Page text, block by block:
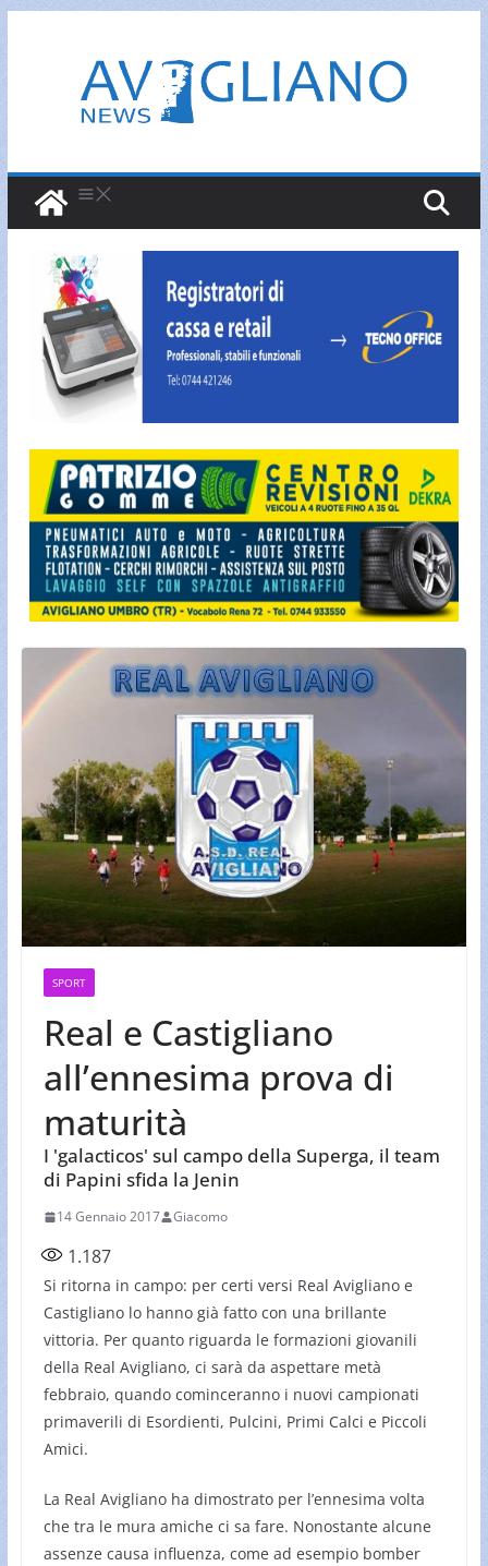
contenuto
SPORT
Real e Castigliano
all’ennesima prova di
maturità
I 'galacticos' sul campo della Superga, il team
di Papini sfida la Jenin
14 Gennaio 2017 Giacomo
1.187
Si ritorna in campo: per certi versi Real Avigliano e
Castigliano lo hanno già fatto con una brillante
vittoria. Per quanto riguarda le formazioni giovanili
della Real Avigliano, ci sarà da aspettare metà
febbraio, quando cominceranno i nuovi campionati
primaverili di Esordienti, Pulcini, Primi Calci e Piccoli
Amici.
La Real Avigliano ha dimostrato per l’ennesima volta
che tra le mura amiche ci sa fare. Nonostante alcune
assenze causa influenza, come ad esempio bomber